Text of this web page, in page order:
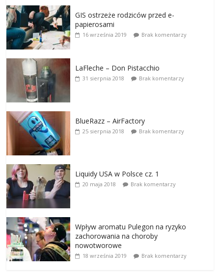
GIS ostrzeże rodziców przed e-
papierosami
16 września 2019 Brak komentarzy
LaFleche – Don Pistacchio
31 sierpnia 2018 Brak komentarzy
BlueRazz – AirFactory
25 sierpnia 2018 Brak komentarzy
Liquidy USA w Polsce cz. 1
20 maja 2018 Brak komentarzy
Wpływ aromatu Pulegon na ryzyko
zachorowania na choroby
nowotworowe
18 września 2019 Brak komentarzy